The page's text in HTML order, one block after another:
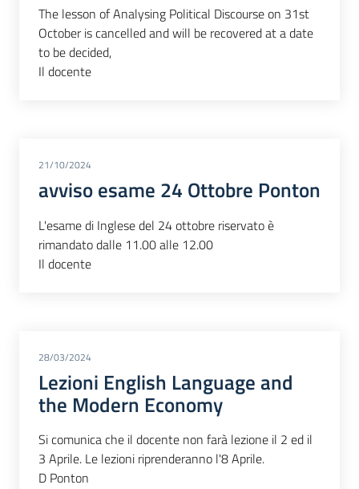
The lesson of Analysing Political Discourse on 31st
October is cancelled and will be recovered at a date
to be decided,
Il docente
21/10/2024
avviso esame 24 Ottobre Ponton
L'esame di Inglese del 24 ottobre riservato è
rimandato dalle 11.00 alle 12.00
Il docente
28/03/2024
Lezioni English Language and
the Modern Economy
Si comunica che il docente non farà lezione il 2 ed il
3 Aprile. Le lezioni riprenderanno l'8 Aprile.
D Ponton